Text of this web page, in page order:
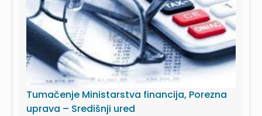
Tumačenje Ministarstva financija, Porezna
uprava – Središnji ured